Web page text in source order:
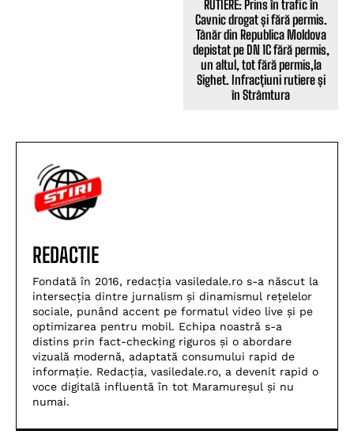
RUTIERE: Prins în trafic în
Cavnic drogat și fără permis.
Tânăr din Republica Moldova
depistat pe DN 1C fără permis,
un altul, tot fără permis,la
Sighet. Infracțiuni rutiere și
în Strâmtura
REDACTIE
Fondată în 2016, redacția vasiledale.ro s-a născut la
intersecția dintre jurnalism și dinamismul rețelelor
sociale, punând accent pe formatul video live și pe
optimizarea pentru mobil. Echipa noastră s-a
distins prin fact-checking riguros și o abordare
vizuală modernă, adaptată consumului rapid de
informație. Redacția, vasiledale.ro, a devenit rapid o
voce digitală influentă în tot Maramureșul și nu
numai.